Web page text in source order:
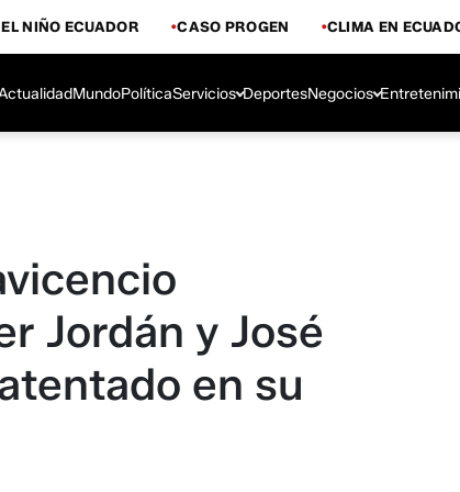
NIÑO ECUADOR CASO PROGEN CLIMA EN
MundoPolíticaServicios DeportesNegocios
Jordán y José
en su